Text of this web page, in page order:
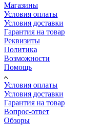
Магазины
Условия оплаты
Условия доставки
Гарантия на товар
Реквизиты
Политика
Возможности
Помощь
Условия оплаты
Условия доставки
Гарантия на товар
Вопрос-ответ
Обзоры